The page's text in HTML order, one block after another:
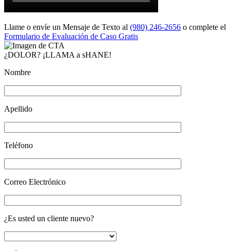
Llame o envíe un Mensaje de Texto al (980) 246-2656 o complete el
Formulario de Evaluación de Caso Gratis
¿DOLOR? ¡LLAMA a sHANE!
Nombre
Apellido
Teléfono
Correo Electrónico
¿Es usted un cliente nuevo?